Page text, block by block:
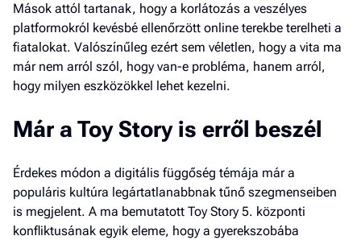
Mások attól tartanak, hogy a korlátozás a veszélyes
platformokról kevésbé ellenőrzött online terekbe terelheti a
fiatalokat. Valószínűleg ezért sem véletlen, hogy a vita ma
már nem arról szól, hogy van-e probléma, hanem arról,
hogy milyen eszközökkel lehet kezelni.
Már a Toy Story is erről beszél
Érdekes módon a digitális függőség témája már a
populáris kultúra legártatlanabbnak tűnő szegmenseiben
is megjelent. A ma bemutatott Toy Story 5. központi
konfliktusának egyik eleme, hogy a gyerekszobába